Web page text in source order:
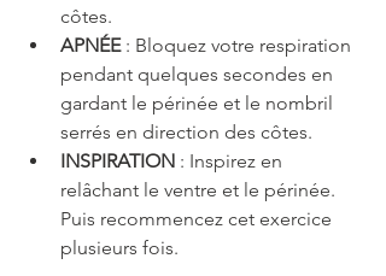
côtes.
APNÉE : Bloquez votre respiration
pendant quelques secondes en
gardant le périnée et le nombril
serrés en direction des côtes.
INSPIRATION : Inspirez en
relâchant le ventre et le périnée.
Puis recommencez cet exercice
plusieurs fois.